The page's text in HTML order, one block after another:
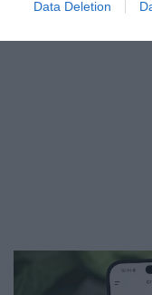
Data Deletion